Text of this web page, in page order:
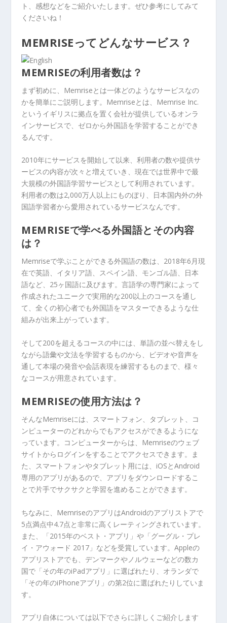
ト、感想などをご紹介いたします。ぜひ参考にしてみて
くださいね！
MEMRISEってどんなサービス？
MEMRISEの利用者数は？
まず初めに、Memriseとは一体どのようなサービスなの
かを簡単にご説明します。Memriseとは、Memrise Inc.
というイギリスに拠点を置く会社が提供しているオンラ
インサービスで、ゼロから外国語を学習することができ
るんです。
2010年にサービスを開始して以来、利用者の数や提供サ
ービスの内容が次々と増えていき、現在では世界中で最
大規模の外国語学習サービスとして利用されています。
利用者の数は2,000万人以上にものぼり、日本国内外の外
国語学習者から愛用されているサービスなんです。
MEMRISEで学べる外国語とその内容
は？
Memriseで学ぶことができる外国語の数は、2018年6月現
在で英語、イタリア語、スペイン語、モンゴル語、日本
語など、25ヶ国語に及びます。言語学の専門家によって
作成されたユニークで実用的な200以上のコースを通し
て、全くの初心者でも外国語をマスターできるような仕
組みが出来上がっています。
そして200を超えるコースの中には、単語の並べ替えをし
ながら語彙や文法を学習するものから、ビデオや音声を
通して本場の発音や会話表現を練習するものまで、様々
なコースが用意されています。
MEMRISEの使用方法は？
そんなMemriseには、スマートフォン、タブレット、コ
ンピューターのどれからでもアクセスができるようにな
っています。コンピューターからは、Memriseのウェブ
サイトからログインをすることでアクセスできます。ま
た、スマートフォンやタブレット用には、iOSとAndroid
専用のアプリがあるので、アプリをダウンロードするこ
とで片手でサクサクと学習を進めることができます。
ちなみに、MemriseのアプリはAndroidのアプリストアで
5点満点中4.7点と非常に高くレーティングされています。
また、「2015年のベスト・アプリ」や「グーグル・プレ
イ・アウォード 2017」などを受賞しています。Appleの
アプリストアでも、デンマークやノルウェーなどの数カ
国で「その年のiPadアプリ」に選ばれたり、オランダで
「その年のiPhoneアプリ」の第2位に選ばれたりしていま
す。
アプリ自体については以下でさらに詳しくご紹介します